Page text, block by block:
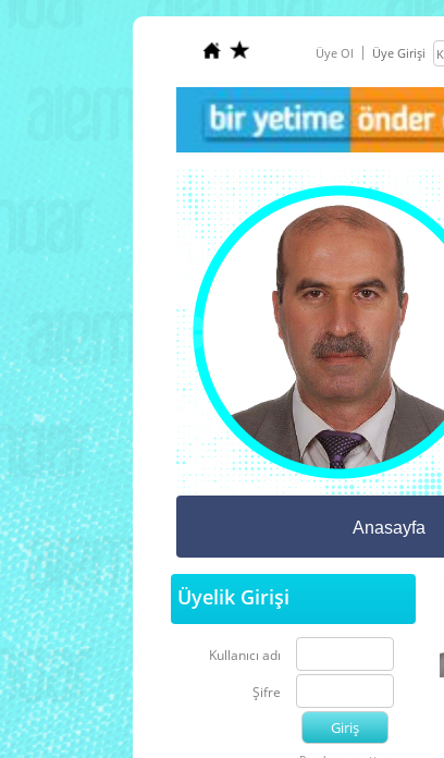
Üye Ol Üye Girişi
Anasayfa
Üyelik Girişi
Kullanıcı adı
Şifre